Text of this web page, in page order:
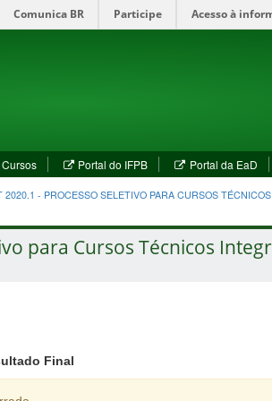
Comunica BR Participe Acesso à
Portal do IFPB(abre
em
nova
Portal da EaD
em
2020.1 - PROCESSO SELETIVO PARA CURSOS
para Cursos Técnicos
Final